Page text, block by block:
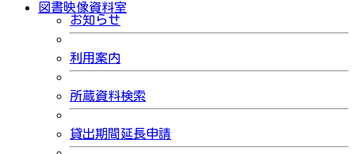
図書映像資料室
お知らせ
利用案内
所蔵資料検索
貸出期間延長申請